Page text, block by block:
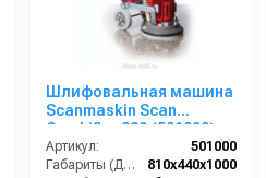
Шлифовальная машина
Scanmaskin Scan
Combiflex 330 (501000)
Артикул:
501000
Габариты (ДхШхВ):
810х440х1000